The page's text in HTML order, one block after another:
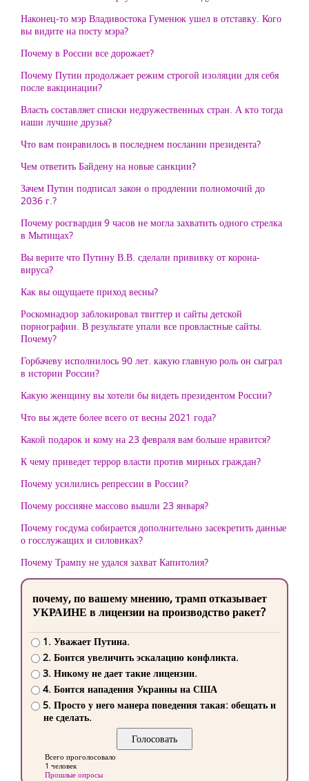
Наконец-то мэр Владивостока Гуменюк ушел в отставку. Кого
вы видите на посту мэра?
Почему в России все дорожает?
Почему Путин продолжает режим строгой изоляции для себя
после вакцинации?
Власть составляет списки недружественных стран. А кто тогда
наши лучшие друзья?
Что вам понравилось в последнем послании президента?
Чем ответить Байдену на новые санкции?
Зачем Путин подписал закон о продлении полномочий до
2036 г.?
Почему росгвардия 9 часов не могла захватить одного стрелка
в Мытищах?
Вы верите что Путину В.В. сделали прививку от корона-
вируса?
Как вы ощущаете приход весны?
Роскомнадзор заблокировал твиттер и сайты детской
порнографии. В результате упали все провластные сайты.
Почему?
Горбачеву исполнилось 90 лет. какую главную роль он сыграл
в истории России?
Какую женщину вы хотели бы видеть президентом России?
Что вы ждете более всего от весны 2021 года?
Какой подарок и кому на 23 февраля вам больше нравится?
К чему приведет террор власти против мирных граждан?
Почему усилились репрессии в России?
Почему россияне массово вышли 23 января?
Почему госдума собирается дополнительно засекретить данные
о госслужащих и силовиках?
Почему Трампу не удался захват Капитолия?
почему, по вашему мнению, трамп отказывает
УКРАИНЕ в лицензии на производство ракет?
1. Уважает Путина.
2. Боится увеличить эскалацию конфликта.
3. Никому не дает такие лицензии.
4. Боится нападения Украины на США
5. Просто у него манера поведения такая: обещать и
не сделать.
Всего проголосовало
1 человек
Прошлые опросы